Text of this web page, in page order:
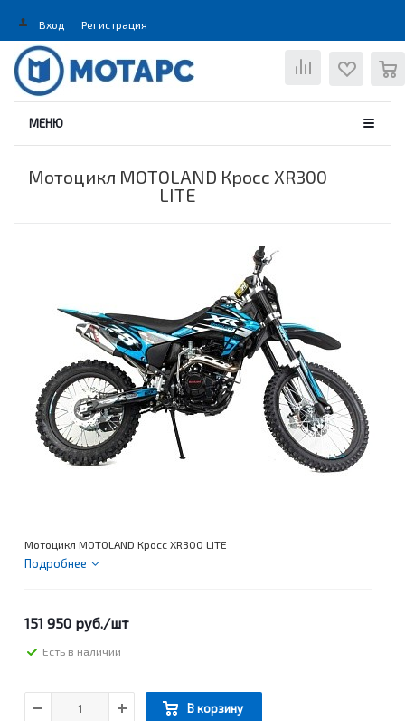
Вход Регистрация
МЕНЮ
Мотоцикл MOTOLAND Кросс XR300
LITE
Мотоцикл MOTOLAND Кросс XR300 LITE
Подробнее
151 950 руб./шт
Есть в наличии
В корзину